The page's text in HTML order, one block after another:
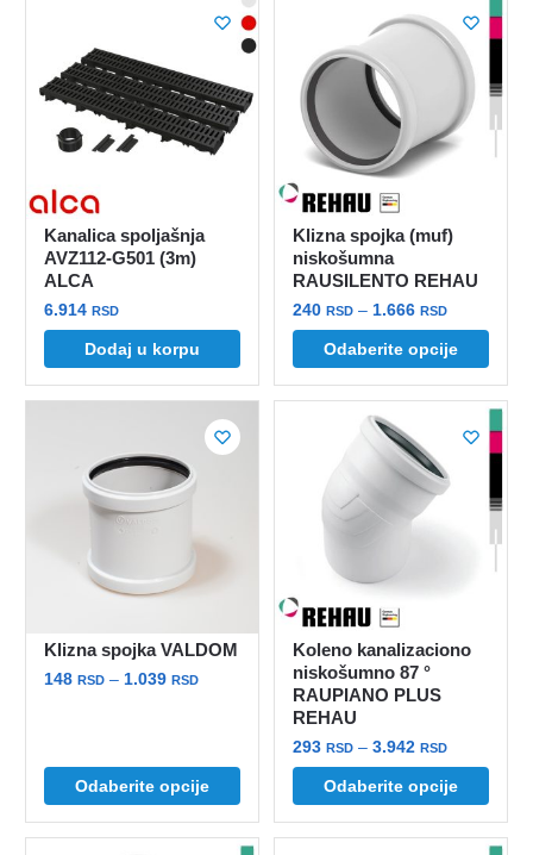
1.326 rsd
varijanti.
Opcije
mogu
biti
na
stranici
proizvoda.
Kanalica spoljašnja
AVZ112-G501 (3m)
ALCA
6.914RSD
Dodaj u korpu
Klizna spojka (muf)
niskošumna
RAUSILENTO REHAU
240RSD – 1.666RSDRaspon
cena:
od
240 rsd
1.666 rsd
Odaberite opcije
Ovaj
ima
Opcije
mogu
izabrane
na
proizvoda.
Klizna spojka VALDOM
148RSD – 1.039RSDRaspon
do
1.039 rsd
Odaberite opcije
ima
više
varijanti.
Koleno kanalizaciono
niskošumno 87 °
RAUPIANO PLUS
REHAU
293RSD – 3.942RSDRaspon
cena:
od
293 rsd
Odaberite opcije
Ovaj
ima